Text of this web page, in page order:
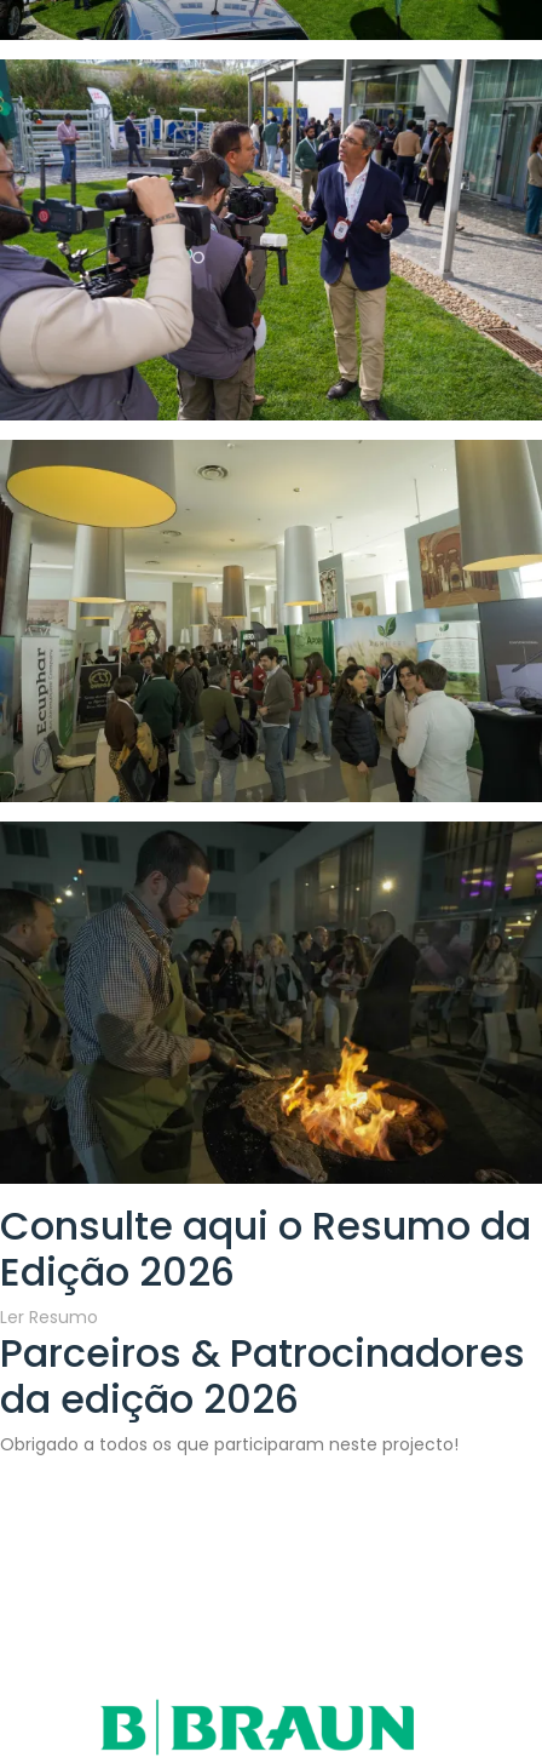
Consulte aqui o Resumo da
Edição 2026
Ler Resumo
Parceiros & Patrocinadores
da edição 2026
Obrigado a todos os que participaram neste projecto!